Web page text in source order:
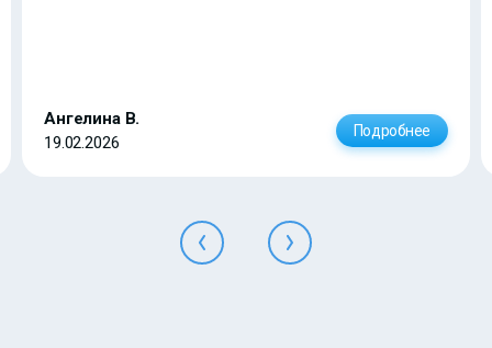
Ангелина В.
19.02.2026
Подробнее